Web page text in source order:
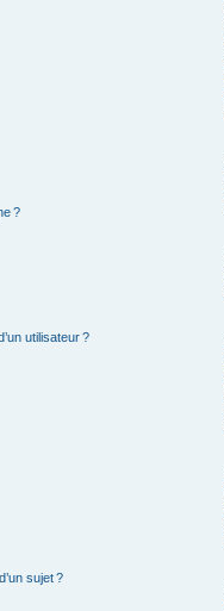
?
utilisateur ?
sujet ?